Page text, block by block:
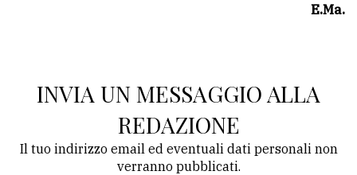
E.Ma.
INVIA UN MESSAGGIO ALLA
REDAZIONE
Il tuo indirizzo email ed eventuali dati personali non
verranno pubblicati.